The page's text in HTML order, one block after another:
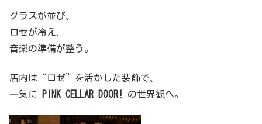
グラスが並び、
ロゼが冷え、
音楽の準備が整う。
店内は“ロゼ”を活かした装飾で、
一気に
PINK CELLAR DOOR! の世界観へ。